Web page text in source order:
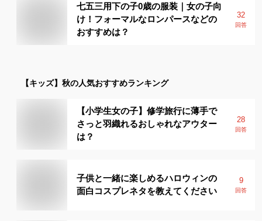
七五三用下の子0歳の服装｜女の子向
け！フォーマルなロンパースなどの
おすすめは？
32
回答
【キッズ】 秋の人気おすすめランキング
【小学生女の子】修学旅行に薄手で
さっと羽織れるおしゃれなアウター
は？
28
回答
子供と一緒に楽しめるハロウィンの
面白コスプレネタを教えてください
9
回答